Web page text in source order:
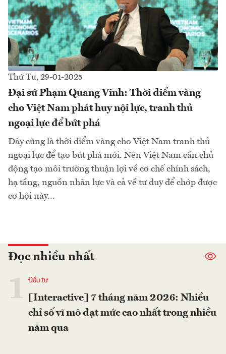
Thứ Tư, 29-01-2025
Đại sứ Phạm Quang Vinh: Thời điểm vàng
cho Việt Nam phát huy nội lực, tranh thủ
ngoại lực để bứt phá
Đây cũng là thời điểm vàng cho Việt Nam tranh thủ
ngoại lực để tạo bứt phá mới. Nên Việt Nam cần chủ
động tạo môi trường thuận lợi về cơ chế chính sách,
hạ tầng, nguồn nhân lực và cả về tư duy để chớp được
cơ hội này...
Đọc nhiều nhất
Đầu tư
[Interactive] 7 tháng năm 2026: Nhiều
chỉ số vĩ mô đạt mức cao nhất trong nhiều
năm qua